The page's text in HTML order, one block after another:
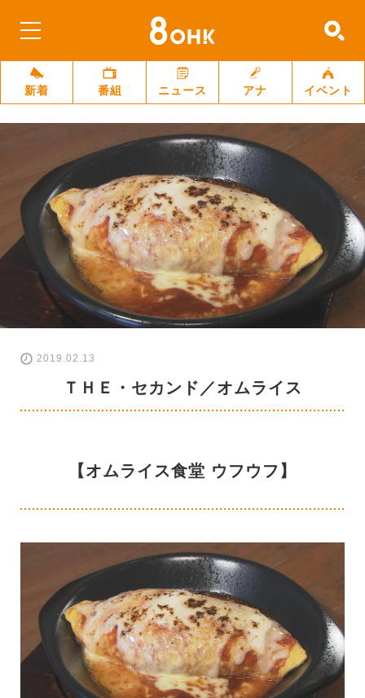
新着 番組 ニュース アナ イベント
2019.02.13
ＴＨＥ・セカンド／オムライス
【オムライス食堂 ウフウフ】